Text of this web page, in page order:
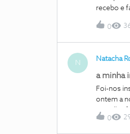
recebo e
0
N
Natacha
a minha
Foi-nos
ontem a
aparelho
voltar a
0